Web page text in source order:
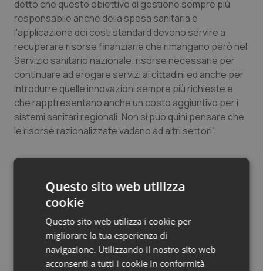
Vaccini
detto che questo obiettivo di gestione sempre più
responsabile anche della spesa sanitaria e
l'applicazione dei costi standard devono servire a
recuperare risorse finanziarie che rimangano però nel
Servizio sanitario nazionale. risorse necessarie per
continuare ad erogare servizi ai cittadini ed anche per
introdurre quelle innovazioni sempre più richieste e
che rapptresentano anche un costo aggiuntivo per i
sistemi sanitari regionali. Non si può quini pensare che
le risorse razionalizzate vadano ad altri settori”.
dichiaratoLuca Coletto,coordinatore degli assessori
alla commissione salute – ha già razionalizzato e in
molte realtà è in piano di rientro. Siamo quindi già
allineati. Quindi, credo che vada fatto ordine in altri
ambiti. Toccare ancora la sanità significherebbe
destabilizzare uno stato”.
Questo sito web utilizza
cookie
Questo sito web utilizza i cookie per
migliorare la tua esperienza di
navigazione. Utilizzando il nostro sito web
acconsenti a tutti i cookie in conformità